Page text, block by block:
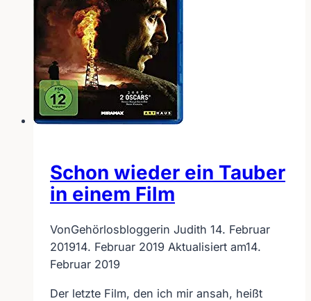
Schon wieder ein Tauber
in einem Film
VonGehörlosbloggerin Judith 14. Februar
201914. Februar 2019 Aktualisiert am14.
Februar 2019
Der letzte Film, den ich mir ansah, heißt